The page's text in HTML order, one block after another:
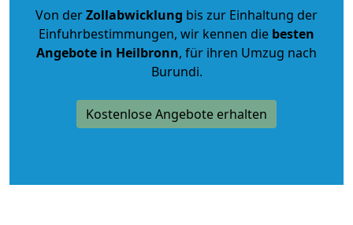
Von derZollabwicklung bis zur Einhaltung der
Einfuhrbestimmungen, wir kennen die besten
Angebote in Heilbronn, für ihren Umzug nach
Burundi.
Kostenlose Angebote erhalten